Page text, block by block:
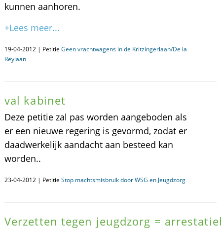
kunnen aanhoren.
+Lees meer...
19-04-2012 | Petitie Geen vrachtwagens in de Kritzingerlaan/De la
Reylaan
val kabinet
Deze petitie zal pas worden aangeboden als
er een nieuwe regering is gevormd, zodat er
daadwerkelijk aandacht aan besteed kan
worden..
23-04-2012 | Petitie Stop machtsmisbruik door WSG en Jeugdzorg
Verzetten tegen jeugdzorg =